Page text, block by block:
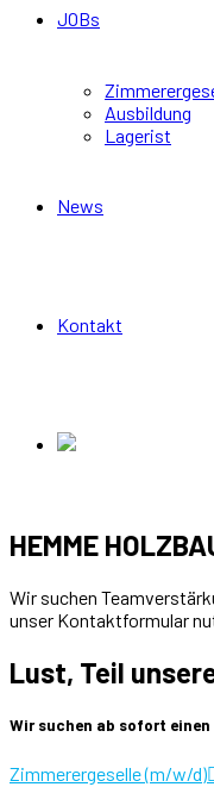
JOBs
Ausbildung
Lagerist
News
Kontakt
HEMME
Wir suchen
unser Kontaktformular
Lust, Teil
Wir suchen ab sofort einen
Zimmerergeselle (m/w/d)